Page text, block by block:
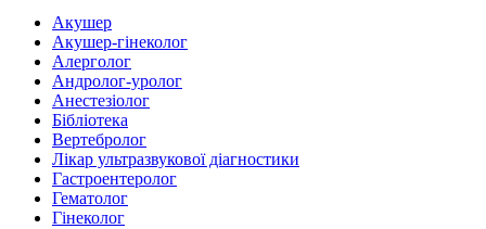
Акушер
Акушер-гінеколог
Алерголог
Андролог-уролог
Анестезіолог
Бібліотека
Вертебролог
Лікар ультразвукової діагностики
Гастроентеролог
Гематолог
Гінеколог